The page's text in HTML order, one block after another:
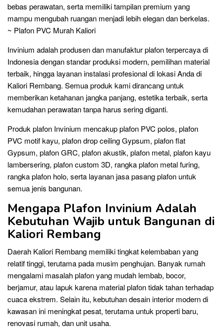
bebas perawatan, serta memiliki tampilan premium yang
mampu mengubah ruangan menjadi lebih elegan dan berkelas.
~ Plafon PVC Murah Kaliori
Invinium adalah produsen dan manufaktur plafon terpercaya di
Indonesia dengan standar produksi modern, pemilihan material
terbaik, hingga layanan instalasi profesional di lokasi Anda di
Kaliori Rembang. Semua produk kami dirancang untuk
memberikan ketahanan jangka panjang, estetika terbaik, serta
kemudahan perawatan tanpa harus sering diganti.
Produk plafon Invinium mencakup plafon PVC polos, plafon
PVC motif kayu, plafon drop ceiling Gypsum, plafon flat
Gypsum, plafon GRC, plafon akustik, plafon metal, plafon kayu
lambersering, plafon custom 3D, rangka plafon metal furing,
rangka plafon holo, serta layanan jasa pasang plafon untuk
semua jenis bangunan.
Mengapa Plafon Invinium Adalah
Kebutuhan Wajib untuk Bangunan di
Kaliori Rembang
Daerah Kaliori Rembang memiliki tingkat kelembaban yang
relatif tinggi, terutama pada musim penghujan. Banyak rumah
mengalami masalah plafon yang mudah lembab, bocor,
berjamur, atau lapuk karena material plafon tidak tahan terhadap
cuaca ekstrem. Selain itu, kebutuhan desain interior modern di
kawasan ini meningkat pesat, terutama untuk properti baru,
renovasi rumah, dan unit usaha.